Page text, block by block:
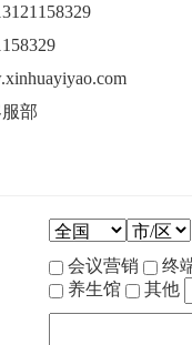
部
会议营销 终
养生馆
其他